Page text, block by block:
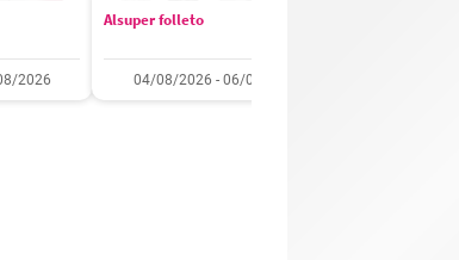
2026
Alsuper folleto
04/08/2026 - 06/08/2026